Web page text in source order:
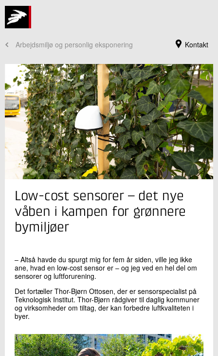
Kontakt
Arbejdsmiljø og personlig eksponering
Jeg er din kontaktperson
Jonas Lembcke Andersen
Seniorspecialist
Grønne Energisystemer
+45 72 20 24 26
Send e-mail
Skriv til mig
Low-cost sensorer – det nye
våben i kampen for grønnere
bymiljøer
– Altså havde du spurgt mig for fem år siden, ville jeg ikke
ane, hvad en low-cost sensor er – og jeg ved en hel del om
sensorer og luftforurening.
Det fortæller Thor-Bjørn Ottosen, der er sensorspecialist på
Teknologisk Institut. Thor-Bjørn rådgiver til daglig kommuner
og virksomheder om tiltag, der kan forbedre luftkvaliteten i
byer.